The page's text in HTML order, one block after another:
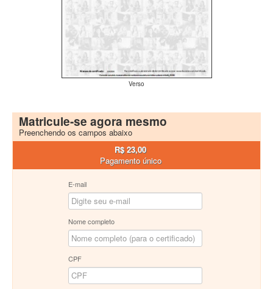
Verso
Matricule-se agora mesmo
Preenchendo os campos abaixo
R$ 23,00
Pagamento único
E-mail
Nome completo
CPF